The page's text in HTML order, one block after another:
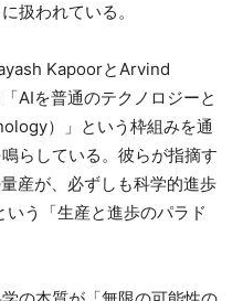
扱われている。
KapoorとArvind
AIを普通のテクノロジーと
）」という枠組みを通
らしている。彼らが指摘す
産が、必ずしも科学的進歩
いう「生産と進歩のパラド